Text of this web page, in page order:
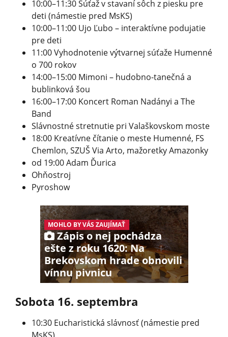
10:00–11:30 Súťaž v stavaní sôch z piesku pre
deti (námestie pred MsKS)
10:00–11:00 Ujo Ľubo – interaktívne podujatie
pre deti
11:00 Vyhodnotenie výtvarnej súťaže Humenné
o 700 rokov
14:00–15:00 Mimoni – hudobno-tanečná a
bublinková šou
16:00–17:00 Koncert Roman Nadányi a The
Band
Slávnostné stretnutie pri Valaškovskom moste
18:00 Kreatívne čítanie o meste Humenné, FS
Chemlon, SZUŠ Via Arto, mažoretky Amazonky
od 19:00 Adam Ďurica
Ohňostroj
Pyroshow
MOHLO BY VÁS ZAUJÍMAŤ
Zápis o nej pochádza
ešte z roku 1620: Na
Brekovskom hrade obnovili
vínnu pivnicu
Sobota 16. septembra
10:30 Eucharistická slávnosť (námestie pred